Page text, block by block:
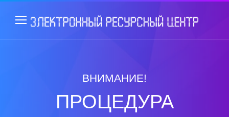
ВНИМАНИЕ!
ПРОЦЕДУРА